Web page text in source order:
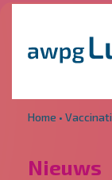
Home •
Nieuws